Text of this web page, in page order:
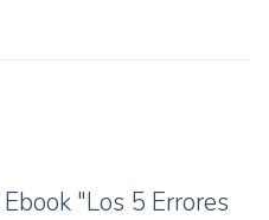
"Los 5 Errores